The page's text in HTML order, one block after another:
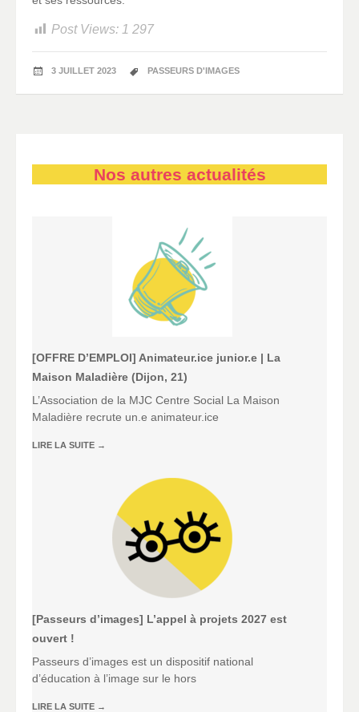
Post Views: 1 297
3 JUILLET 2023 PASSEURS D'IMAGES
Nos autres actualités
[OFFRE D’EMPLOI] Animateur.ice junior.e | La
Maison Maladière (Dijon, 21)
L’Association de la MJC Centre Social La Maison
Maladière recrute un.e animateur.ice
LIRE LA SUITE →
[Passeurs d’images] L’appel à projets 2027 est
ouvert !
Passeurs d’images est un dispositif national
d’éducation à l’image sur le hors
LIRE LA SUITE →